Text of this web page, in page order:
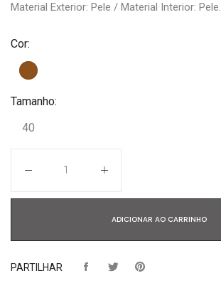
Material Exterior: Pele / Material Interior: Pele.
Cor:
Tamanho:
40
ADICIONAR AO CARRINHO
PARTILHAR